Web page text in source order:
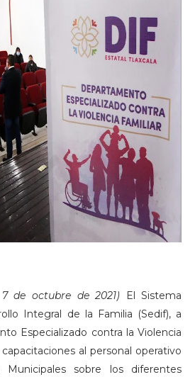
de octubre de 2021)
El Sistema
Integral de la Familia (Sedif), a
Especializado contra la Violencia
al personal operativo
sobre los diferentes